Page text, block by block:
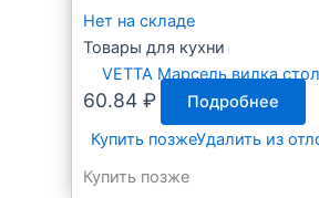
Нет на складе
Товары для кухни
VETTA Марсель вилка
60.84 ₽
Подробнее
Купить позжеУдалить из
Купить позже